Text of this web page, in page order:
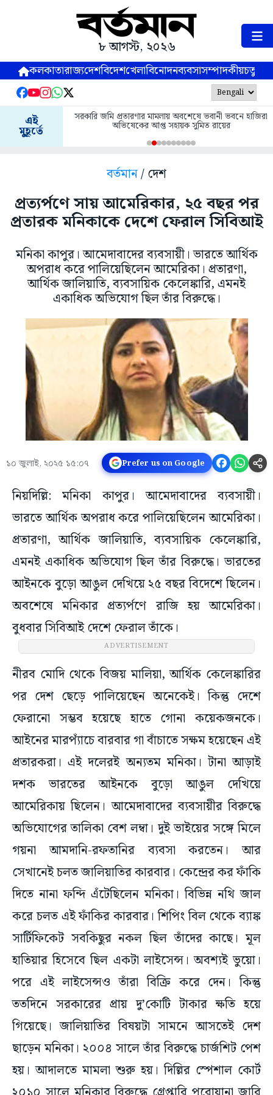
৮ আগস্ট, ২০২৬
কলকাতারাজ্যদেশবিদেশখেলাবিনোদনব্যবসাসম্পাদকীয়
এই
মুহূর্তে
সরকারি জমি প্রতারণার মামলায় অবশেষে ভবানী ভবনে হাজিরা
অভিষেকের আপ্ত সহায়ক সুমিত রায়ের
বর্তমান/ দেশ
প্রত্যর্পণে সায় আমেরিকার, ২৫ বছর পর
প্রতারক মনিকাকে দেশে ফেরাল সিবিআই
মনিকা কাপুর। আমেদাবাদের ব্যবসায়ী। ভারতে আর্থিক
অপরাধ করে পালিয়েছিলেন আমেরিকা। প্রতারণা,
আর্থিক জালিয়াতি, ব্যবসায়িক কেলেঙ্কারি, এমনই
একাধিক অভিযোগ ছিল তাঁর বিরুদ্ধে।
১০ জুলাই, ২০২৫ ১৫:০৭ Prefer us on Google
নিয়দিল্লি: মনিকা কাপুর। আমেদাবাদের ব্যবসায়ী।
ভারতে আর্থিক অপরাধ করে পালিয়েছিলেন আমেরিকা।
প্রতারণা, আর্থিক জালিয়াতি, ব্যবসায়িক কেলেঙ্কারি,
এমনই একাধিক অভিযোগ ছিল তাঁর বিরুদ্ধে। ভারতের
আইনকে বুড়ো আঙুল দেখিয়ে ২৫ বছর বিদেশে ছিলেন।
অবশেষে মনিকার প্রত্যর্পণে রাজি হয় আমেরিকা।
বুধবার সিবিআই দেশে ফেরাল তাঁকে।
ADVERTISEMENT
নীরব মোদি থেকে বিজয় মালিয়া, আর্থিক কেলেঙ্কারির
পর দেশ ছেড়ে পালিয়েছেন অনেকেই। কিন্তু দেশে
ফেরানো সম্ভব হয়েছে হাতে গোনা কয়েকজনকে।
আইনের মারপ্যাঁচে বারবার গা বাঁচাতে সক্ষম হয়েছেন এই
প্রতারকরা। এই দলেরই অন্যতম মনিকা। টানা আড়াই
দশক ভারতের আইনকে বুড়ো আঙুল দেখিয়ে
আমেরিকায় ছিলেন। আমেদাবাদের ব্যবসায়ীর বিরুদ্ধে
অভিযোগের তালিকা বেশ লম্বা। দুই ভাইয়ের সঙ্গে মিলে
গয়না আমদানি-রফতানির ব্যবসা করতেন। আর
সেখানেই চলত জালিয়াতির কারবার। কেন্দ্রের কর ফাঁকি
দিতে নানা ফন্দি এঁটেছিলেন মনিকা। বিভিন্ন নথি জাল
করে চলত এই ফাঁকির কারবার। শিপিং বিল থেকে ব্যাঙ্ক
সার্টিফিকেট সবকিছুর নকল ছিল তাঁদের কাছে। মূল
হাতিয়ার হিসেবে ছিল একটা লাইসেন্স। অবশ্যই ভুয়ো।
পরে এই লাইসেন্সও তাঁরা বিক্রি করে দেন। কিন্তু
ততদিনে সরকারের প্রায় দু’কোটি টাকার ক্ষতি হয়ে
গিয়েছে। জালিয়াতির বিষয়টা সামনে আসতেই দেশ
ছাড়েন মনিকা। ২০০৪ সালে তাঁর বিরুদ্ধে চার্জশিট পেশ
হয়। আদালতে মামলা শুরু হয়। দিল্লির স্পেশাল কোর্ট